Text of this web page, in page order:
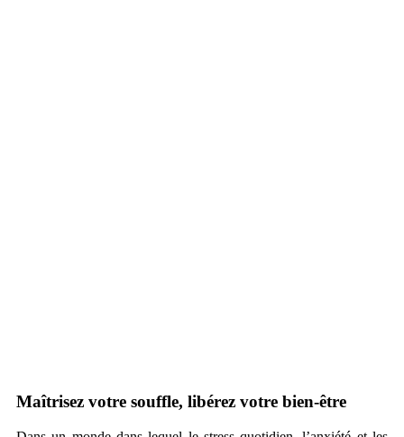
Maîtrisez votre souffle, libérez votre bien-être